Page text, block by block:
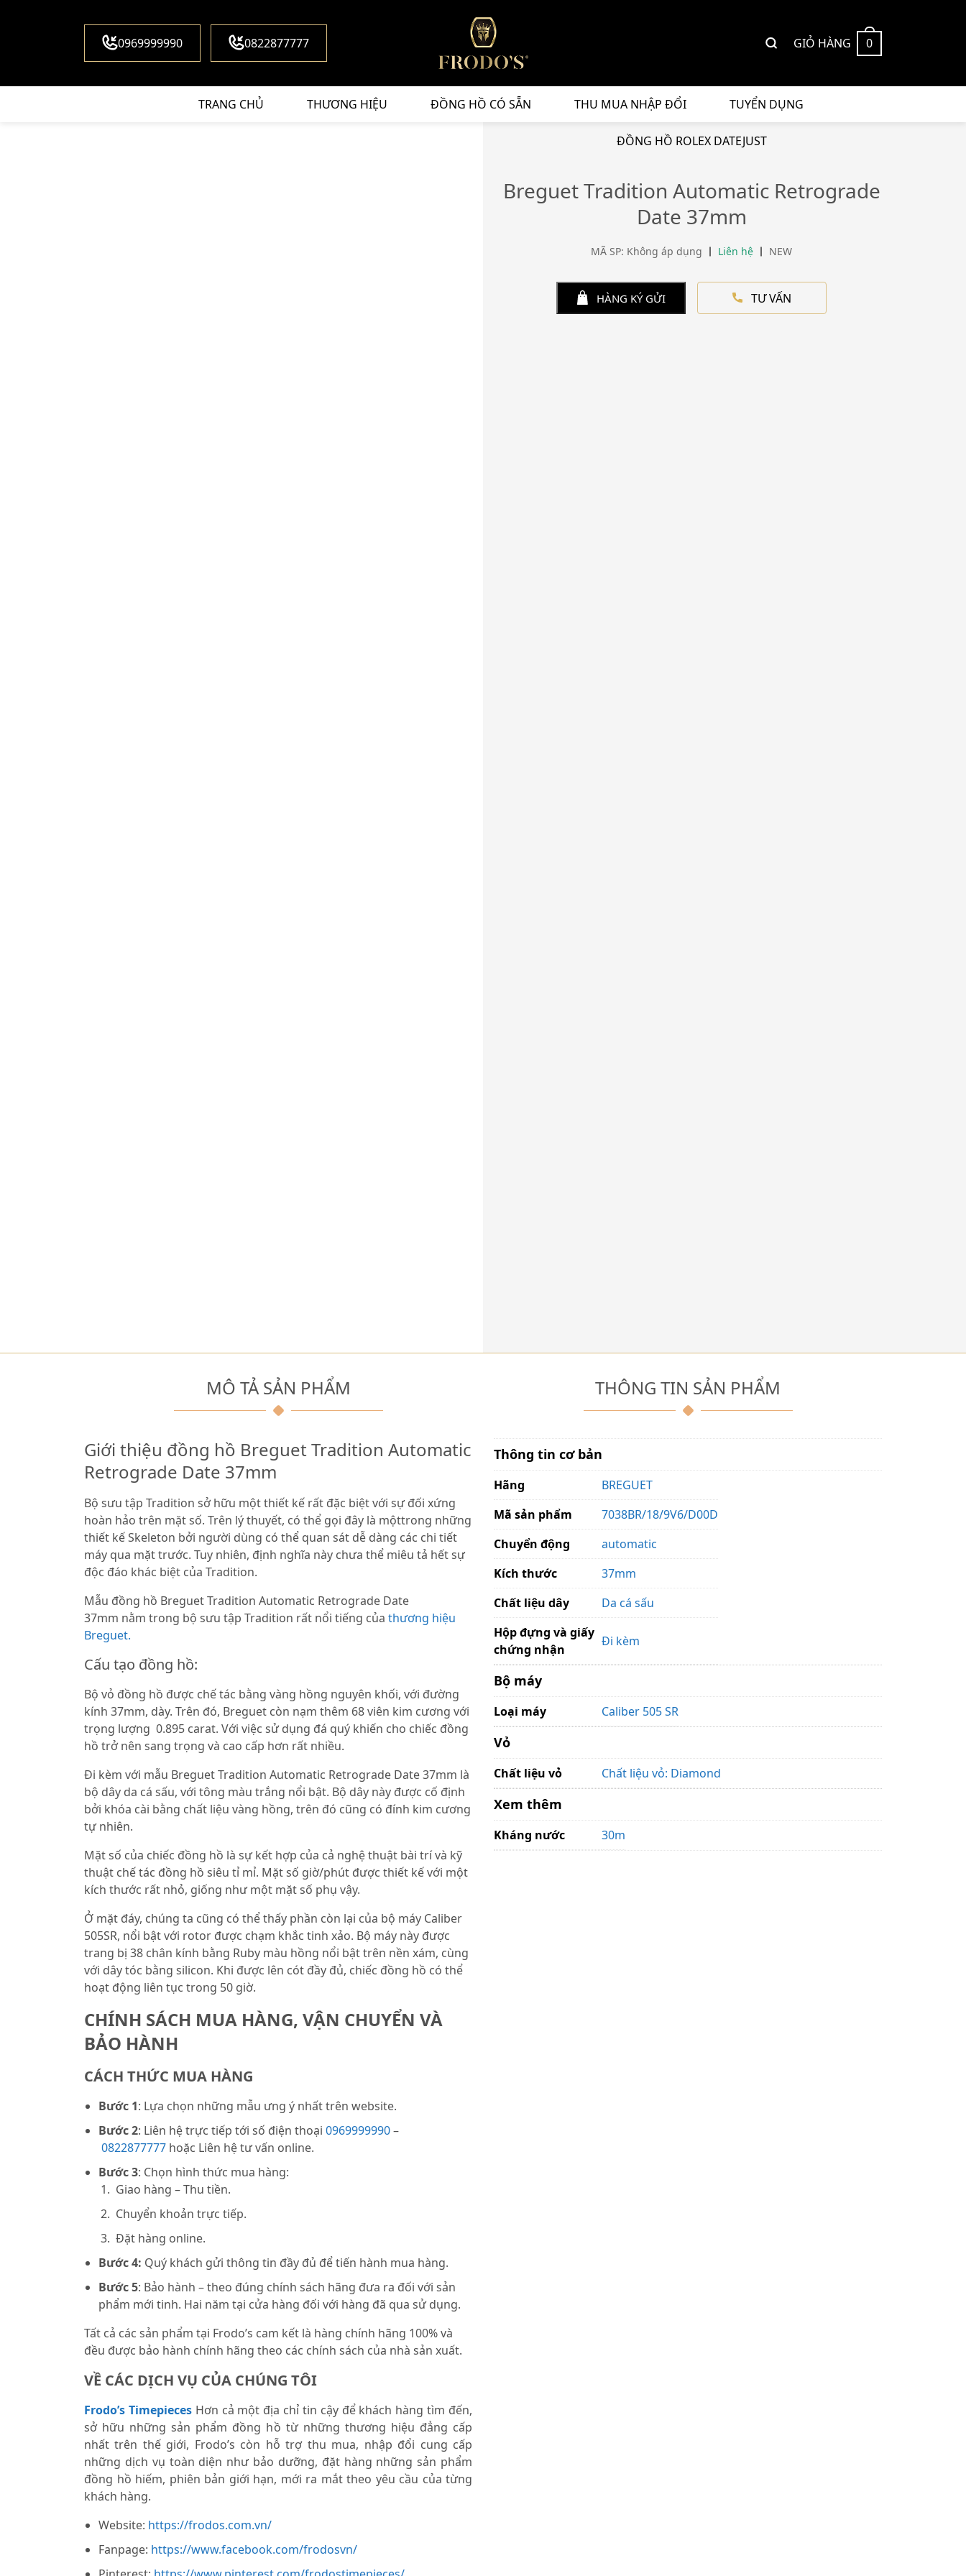
0969999990 0822877777 GIỎ HÀNG 0
TRANG CHỦ THƯƠNG HIỆU ĐỒNG HỒ CÓ SẴN THU MUA NHẬP ĐỔI TUYỂN DỤNG
ĐỒNG HỒ ROLEX DATEJUST
Breguet Tradition Automatic Retrograde
Date 37mm
MÃ SP: Không áp dụng Liên hệ NEW
HÀNG KÝ GỬI TƯ VẤN
MÔ TẢ SẢN PHẨM
Giới thiệu đồng hồ Breguet Tradition Automatic
Retrograde Date 37mm
Bộ sưu tập Tradition sở hữu một thiết kế rất đặc biệt với sự đối xứng
hoàn hảo trên mặt số. Trên lý thuyết, có thể gọi đây là mộttrong những
thiết kế Skeleton bởi người dùng có thể quan sát dễ dàng các chi tiết
máy qua mặt trước. Tuy nhiên, định nghĩa này chưa thể miêu tả hết sự
độc đáo khác biệt của Tradition.
Mẫu đồng hồ Breguet Tradition Automatic Retrograde Date
37mm nằm trong bộ sưu tập Tradition rất nổi tiếng của thương hiệu
Breguet.
Cấu tạo đồng hồ:
Bộ vỏ đồng hồ được chế tác bằng vàng hồng nguyên khối, với đường
kính 37mm, dày. Trên đó, Breguet còn nạm thêm 68 viên kim cương với
trọng lượng 0.895 carat. Với việc sử dụng đá quý khiến cho chiếc đồng
hồ trở nên sang trọng và cao cấp hơn rất nhiều.
Đi kèm với mẫu Breguet Tradition Automatic Retrograde Date 37mm là
bộ dây da cá sấu, với tông màu trắng nổi bật. Bộ dây này được cố định
bởi khóa cài bằng chất liệu vàng hồng, trên đó cũng có đính kim cương
tự nhiên.
Mặt số của chiếc đồng hồ là sự kết hợp của cả nghệ thuật bài trí và kỹ
thuật chế tác đồng hồ siêu tỉ mỉ. Mặt số giờ/phút được thiết kế với một
kích thước rất nhỏ, giống như một mặt số phụ vậy.
Ở mặt đáy, chúng ta cũng có thể thấy phần còn lại của bộ máy Caliber
505SR, nổi bật với rotor được chạm khắc tinh xảo. Bộ máy này được
trang bị 38 chân kính bằng Ruby màu hồng nổi bật trên nền xám, cùng
với dây tóc bằng silicon. Khi được lên cót đầy đủ, chiếc đồng hồ có thể
hoạt động liên tục trong 50 giờ.
CHÍNH SÁCH MUA HÀNG, VẬN CHUYỂN VÀ
BẢO HÀNH
CÁCH THỨC MUA HÀNG
Bước 1: Lựa chọn những mẫu ưng ý nhất trên website.
Bước 2: Liên hệ trực tiếp tới số điện thoại 0969999990–
0822877777 hoặc Liên hệ tư vấn online.
Bước 3: Chọn hình thức mua hàng:
Giao hàng – Thu tiền.
Chuyển khoản trực tiếp.
Đặt hàng online.
Bước 4: Quý khách gửi thông tin đầy đủ để tiến hành mua hàng.
Bước 5: Bảo hành – theo đúng chính sách hãng đưa ra đối với sản
phẩm mới tinh. Hai năm tại cửa hàng đối với hàng đã qua sử dụng.
Tất cả các sản phẩm tại Frodo’s cam kết là hàng chính hãng 100% và
đều được bảo hành chính hãng theo các chính sách của nhà sản xuất.
VỀ CÁC DỊCH VỤ CỦA CHÚNG TÔI
Frodo’s TimepiecesHơn cả một địa chỉ tin cậy để khách hàng tìm đến,
sở hữu những sản phẩm đồng hồ từ những thương hiệu đẳng cấp
nhất trên thế giới, Frodo’s còn hỗ trợ thu mua, nhập đổi cung cấp
những dịch vụ toàn diện như bảo dưỡng, đặt hàng những sản phẩm
đồng hồ hiếm, phiên bản giới hạn, mới ra mắt theo yêu cầu của từng
khách hàng.
Website: https://frodos.com.vn/
Fanpage: https://www.facebook.com/frodosvn/
THÔNG TIN SẢN PHẨM
Thông tin cơ bản
Hãng
BREGUET
Mã sản phẩm
7038BR/18/9V6/D00D
Chuyển động
automatic
Kích thước
37mm
Chất liệu dây
Da cá sấu
Hộp đựng và giấy
chứng nhận
Đi kèm
Bộ máy
Loại máy Caliber 505 SR
Vỏ
Chất liệu vỏ Chất liệu vỏ: Diamond
Xem thêm
Kháng nước 30m